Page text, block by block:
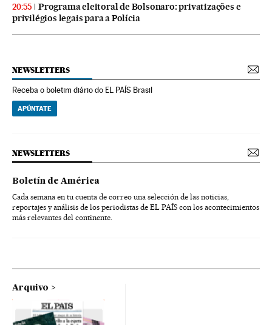
20:55
Programa eleitoral de Bolsonaro: privatizações e
privilégios legais para a Polícia
NEWSLETTERS
Receba o boletim diário do EL PAÍS Brasil
APÚNTATE
NEWSLETTERS
Boletín de América
Cada semana en tu cuenta de correo una selección de las noticias,
reportajes y análisis de los periodistas de EL PAÍS con los acontecimientos
más relevantes del continente.
Arquivo